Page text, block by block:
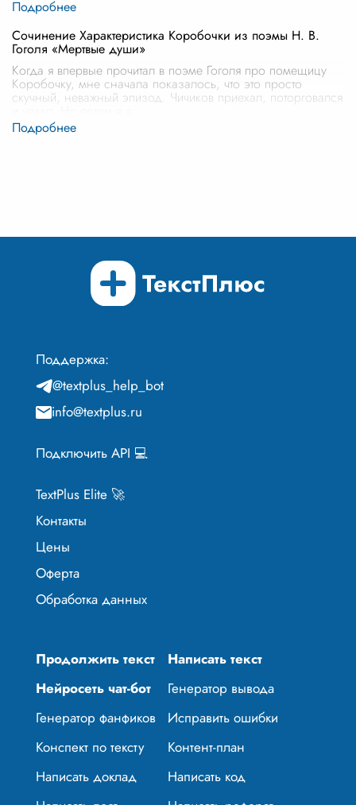
Сочинение Характеристика Коробочки из поэмы Н. В.
Гоголя «Мертвые души»
Когда я впервые прочитал в поэме Гоголя про помещицу
Коробочку, мне сначала показалось, что это просто
скучный, неважный эпизод. Чичиков приехал, поторговался
Поддержка:
@textplus_help_bot
info@textplus.ru
Подключить API 💻
TextPlus Elite 🚀
Контакты
Цены
Оферта
Обработка данных
Продолжить текст
Написать текст
Нейросеть чат-бот
Генератор вывода
Генератор фанфиков
Исправить ошибки
Конспект по тексту
Контент-план
Написать доклад
Написать код